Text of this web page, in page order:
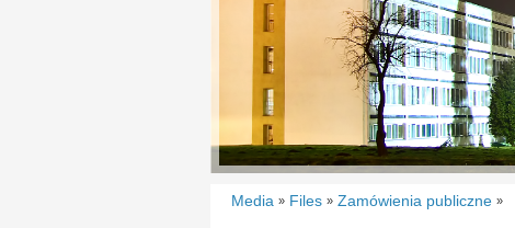
Media » Files » Zamówienia publiczne »